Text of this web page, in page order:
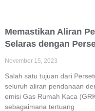
Memastikan Aliran
Selaras dengan
November 15, 2023
Salah satu tujuan dari
seluruh aliran pendanaan
emisi Gas Rumah Kaca
sebagaimana tertuang